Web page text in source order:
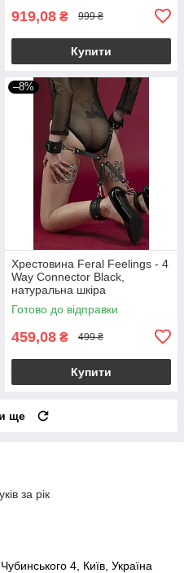
919,08 ₴ 999 ₴
Купити
–8%
Хрестовина Feral Feelings - 4
Way Connector Black,
натуральна шкіра
Готово до відправки
459,08 ₴ 499 ₴
Купити
ще
за рік
4, Київ, Україна